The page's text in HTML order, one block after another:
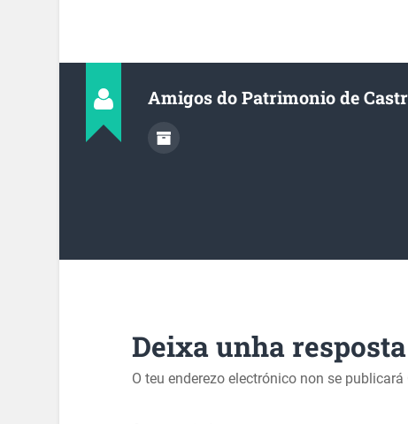
Amigos do Patrimonio de
Deixa unha resposta
O teu enderezo electrónico non se publicará